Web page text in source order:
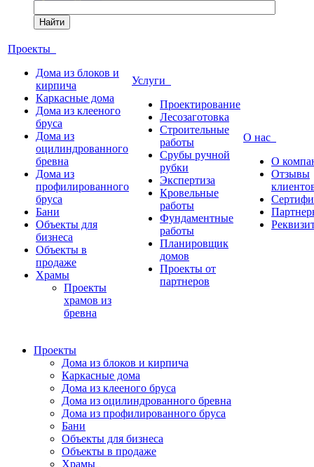
Найти
Проекты
Дома из блоков и
кирпича
Каркасные дома
Дома из клееного
бруса
Дома из
оцилиндрованного
бревна
Дома из
профилированного
бруса
Бани
Объекты для
бизнеса
Объекты в
продаже
Храмы
Проекты
храмов из
бревна
Услуги
Проектирование
Лесозаготовка
Строительные
работы
Срубы ручной
рубки
Экспертиза
Кровельные
работы
Фундаментные
работы
Планировщик
домов
Проекты от
партнеров
О нас
О
Отзывы
Проекты
Дома из блоков и кирпича
Каркасные дома
Дома из клееного бруса
Дома из оцилиндрованного бревна
Дома из профилированного бруса
Бани
Объекты для бизнеса
Объекты в продаже
Храмы